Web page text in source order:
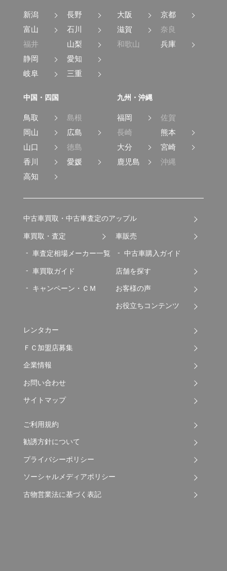
新潟
長野
富山
石川
福井
山梨
静岡
愛知
岐阜
三重
大阪
京都
滋賀
奈良
和歌山
兵庫
中国・四国
鳥取
島根
岡山
広島
山口
徳島
香川
愛媛
高知
九州・沖縄
福岡
佐賀
長崎
熊本
大分
宮崎
鹿児島
沖縄
中古車買取・中古車査定のアップル
車買取・査定
車査定相場メーカー一覧
車買取ガイド
キャンペーン・ＣＭ
車販売
中古車購入ガイド
店舗を探す
お客様の声
お役立ちコンテンツ
レンタカー
ＦＣ加盟店募集
企業情報
お問い合わせ
サイトマップ
ご利用規約
勧誘方針について
プライバシーポリシー
ソーシャルメディアポリシー
古物営業法に基づく表記